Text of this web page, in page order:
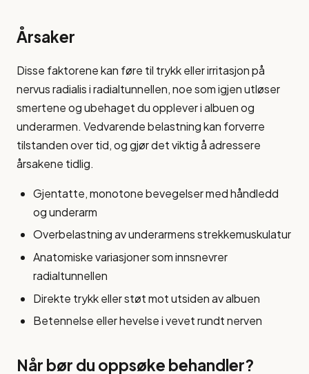
Årsaker
Disse faktorene kan føre til trykk eller irritasjon på
nervus radialis i radialtunnellen, noe som igjen utløser
smertene og ubehaget du opplever i albuen og
underarmen. Vedvarende belastning kan forverre
tilstanden over tid, og gjør det viktig å adressere
årsakene tidlig.
Gjentatte, monotone bevegelser med håndledd
og underarm
Overbelastning av underarmens strekkemuskulatur
Anatomiske variasjoner som innsnevrer
radialtunnellen
Direkte trykk eller støt mot utsiden av albuen
Betennelse eller hevelse i vevet rundt nerven
Når bør du oppsøke behandler?